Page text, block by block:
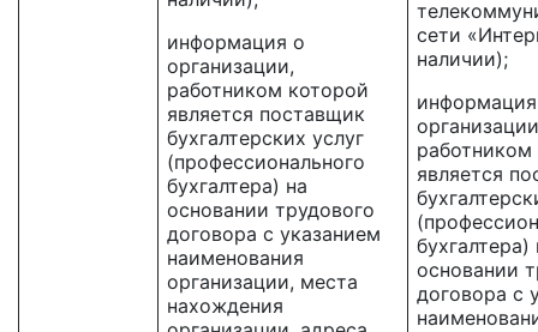
информация о
организации,
работником которой
является поставщик
бухгалтерских услуг
(профессионального
бухгалтера) на
основании трудового
договора с указанием
наименования
организации, места
нахождения
сети
наличии);
является
бухгалтера)
основании
договора с